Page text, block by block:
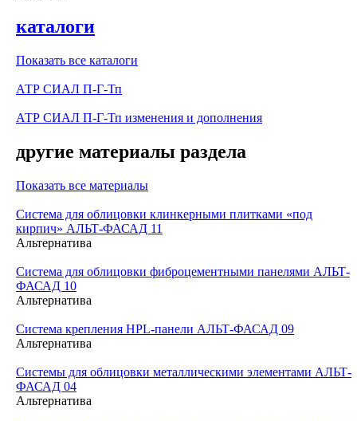
каталоги
Показать все каталоги
АТР СИАЛ П-Г-Тп
АТР СИАЛ П-Г-Тп изменения и дополнения
другие материалы раздела
Показать все материалы
Система для облицовки клинкерными плитками «под
кирпич» АЛЬТ-ФАСАД 11
Альтернатива
Система для облицовки фиброцементными панелями АЛЬТ-
ФАСАД 10
Альтернатива
Система крепления HPL-панели АЛЬТ-ФАСАД 09
Альтернатива
Системы для облицовки металлическими элементами АЛЬТ-
ФАСАД 04
Альтернатива